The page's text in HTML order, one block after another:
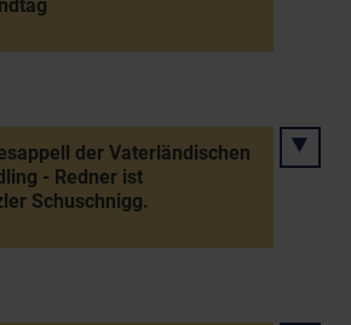
der Vaterländischen
- Redner ist
Schuschnigg.